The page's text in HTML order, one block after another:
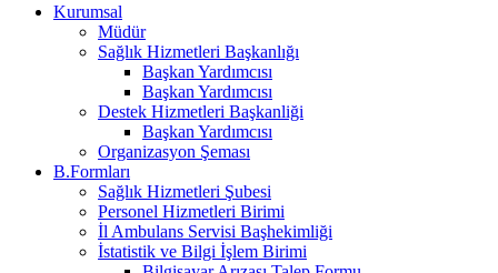
Kurumsal
Müdür
Sağlık Hizmetleri Başkanlığı
Başkan Yardımcısı
Başkan Yardımcısı
Destek Hizmetleri Başkanliği
Başkan Yardımcısı
Organizasyon Şeması
B.Formları
Sağlık Hizmetleri Şubesi
Personel Hizmetleri Birimi
İl Ambulans Servisi Başhekimliği
İstatistik ve Bilgi İşlem Birimi